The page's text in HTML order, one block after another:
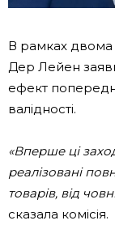
В рамках двома
Дер Лейен
ефект
валідності.
«Вперше ці
реалізовані
товарів, від
сказала комісія.